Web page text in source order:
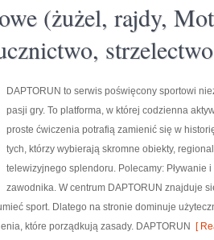
(żużel, rajdy,
DAPTORUN to serwis poświęcony sportowi
pasji gry. To platforma, w której codzienna
proste ćwiczenia potrafią zamienić się w
tych, którzy wybierają skromne obiekty,
telewizyjnego splendoru. Polecamy: Pływanie
zawodnika. W centrum DAPTORUN znajduje
sport. Dlatego na stronie dominuje
które porządkują zasady. DAPTORUN
[